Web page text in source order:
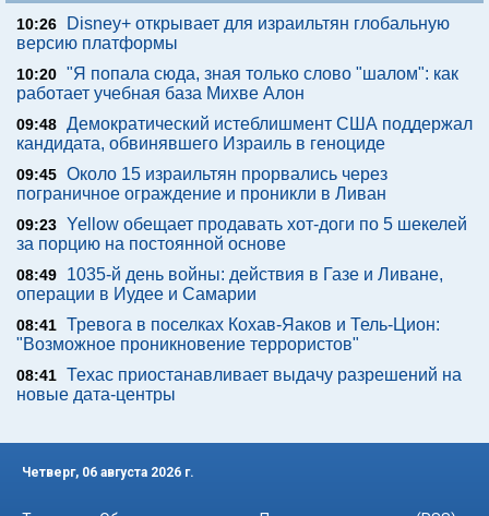
10:26
Disney+ открывает для израильтян глобальную
версию платформы
10:20 "Я попала сюда, зная только слово "шалом": как
работает учебная база Михве Алон
09:48 Демократический истеблишмент США поддержал
кандидата, обвинявшего Израиль в геноциде
09:45 Около 15 израильтян прорвались через
пограничное ограждение и проникли в Ливан
09:23 Yellow обещает продавать хот-доги по 5 шекелей
за порцию на постоянной основе
08:49
1035-й день войны: действия в Газе и Ливане,
операции в Иудее и Самарии
08:41 Тревога в поселках Кохав-Яаков и Тель-Цион:
"Возможное проникновение террористов"
08:41 Техас приостанавливает выдачу разрешений на
новые дата-центры
Четверг, 06 августа 2026 г.